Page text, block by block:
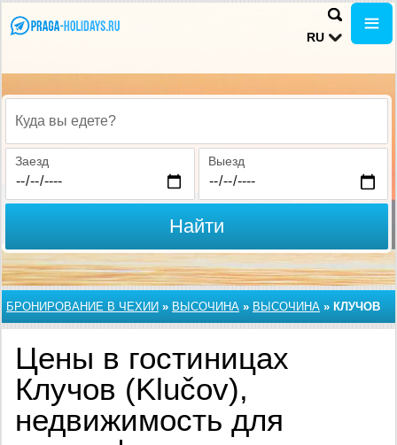
RU
Куда вы едете?
Заезд Выезд
Найти
БРОНИРОВАНИЕ В ЧЕХИИ » ВЫСОЧИНА » ВЫСОЧИНА » КЛУЧОВ
Цены в гостиницах
Клучов (Klučov),
недвижимость для